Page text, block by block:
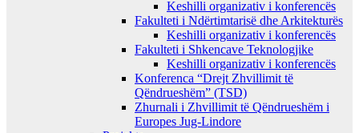
Keshilli organizativ i konferencës
Fakulteti i Ndërtimtarisë dhe Arkitekturës
Keshilli organizativ i konferencës
Fakulteti i Shkencave Teknologjike
Keshilli organizativ i konferencës
Konferenca “Drejt Zhvillimit të
Qëndrueshëm” (TSD)
Zhurnali i Zhvillimit të Qëndrueshëm i
Europes Jug-Lindore